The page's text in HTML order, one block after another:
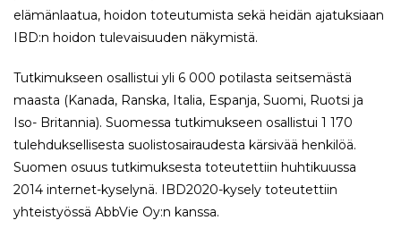
elämänlaatua, hoidon toteutumista sekä heidän ajatuksiaan
IBD:n hoidon tulevaisuuden näkymistä.
Tutkimukseen osallistui yli 6 000 potilasta seitsemästä
maasta (Kanada, Ranska, Italia, Espanja, Suomi, Ruotsi ja
Iso- Britannia). Suomessa tutkimukseen osallistui 1 170
tulehduksellisesta suolistosairaudesta kärsivää henkilöä.
Suomen osuus tutkimuksesta toteutettiin huhtikuussa
2014 internet-kyselynä. IBD2020-kysely toteutettiin
yhteistyössä AbbVie Oy:n kanssa.